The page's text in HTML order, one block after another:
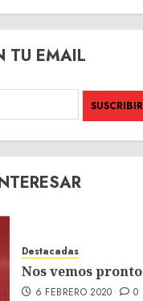
TU EMAIL
Destacadas
Nos vemos pronto
6 FEBRERO 2020 0